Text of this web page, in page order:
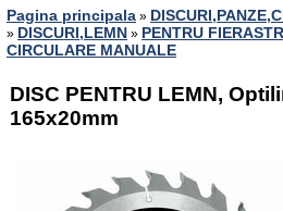
Pagina principala »
» DISCURI,LEMN » PENTRU
CIRCULARE MANUALE
DISC PENTRU LEMN,
165x20mm